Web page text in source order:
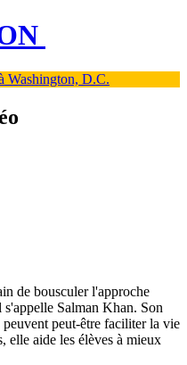
Washington, D.C.
de bousculer l'approche
Salman Khan. Son
peut-être faciliter la vie
elle aide les élèves à mieux